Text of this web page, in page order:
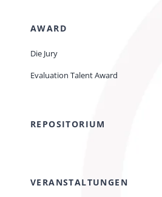
AWARD
Die Jury
Evaluation Talent Award
REPOSITORIUM
VERANSTALTUNGEN